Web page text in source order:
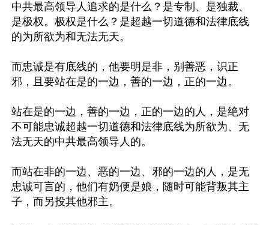
中共最高领导人追求的是什么？是专制、是独裁、
是极权。极权是什么？是超越一切道德和法律底线
的为所欲为和无法无天。
而忠诚是有底线的，他要明是非，别善恶，识正
邪，且要站在是的一边，善的一边，正的一边。
站在是的一边，善的一边，正的一边的人，是绝对
不可能忠诚超越一切道德和法律底线为所欲为、无
法无天的中共最高领导人的。
而站在非的一边、恶的一边、邪的一边的人，是无
忠诚可言的，他们有奶便是娘，随时可能背叛其主
子，而另投其他邪主。